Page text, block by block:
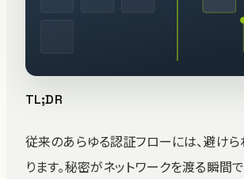
TL;DR
従来のあらゆる認証フローには、避け
ります。秘密がネットワークを渡る瞬間